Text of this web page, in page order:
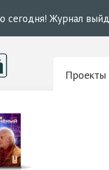
сегодня! Журнал
Проекты